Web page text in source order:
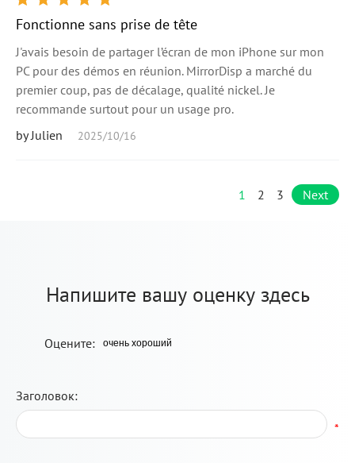
Fonctionne sans prise de tête
J'avais besoin de partager l’écran de mon iPhone sur mon
PC pour des démos en réunion. MirrorDisp a marché du
premier coup, pas de décalage, qualité nickel. Je
recommande surtout pour un usage pro.
by Julien
2025/10/16
1 2 3 Next
Напишите вашу оценку здесь
Оцените:
Заголовок:
*